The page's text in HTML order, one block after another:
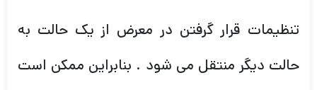
تنظیمات قرار گرفتن در معرض از یک حالت به
حالت دیگر منتقل می شود . بنابراین ممکن است